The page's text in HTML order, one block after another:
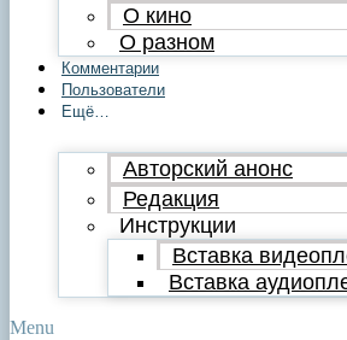
О кино
О разном
Комментарии
Пользователи
Ещё…
Авторский анонс
Редакция
Инструкции
Вставка
Вставка
Menu